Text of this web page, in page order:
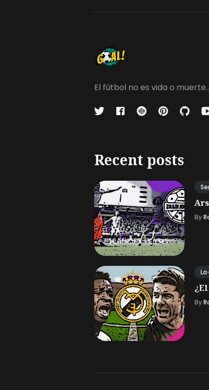
El fútbol no es vida o
Recent posts
By
By